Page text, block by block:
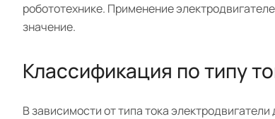
робототехнике. Применение
значение.
Классификация по типу
В зависимости от типа тока